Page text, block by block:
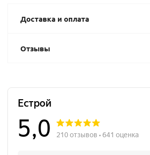
Доставка и оплата
Отзывы